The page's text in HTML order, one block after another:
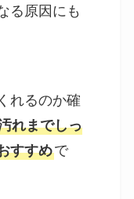
る原因にも
れるのか確
れまでしっ
すすめで